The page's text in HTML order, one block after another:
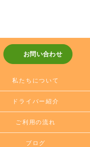
お問い合わせ
私たちについて
ドライバー紹介
ご利用の流れ
ブログ